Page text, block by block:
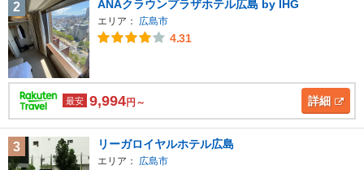
2 ANAクラウンプラザホテル広島 by IHG
エリア： 広島市
4.31
最安 9,994円～ 詳細
3 リーガロイヤルホテル広島
エリア： 広島市